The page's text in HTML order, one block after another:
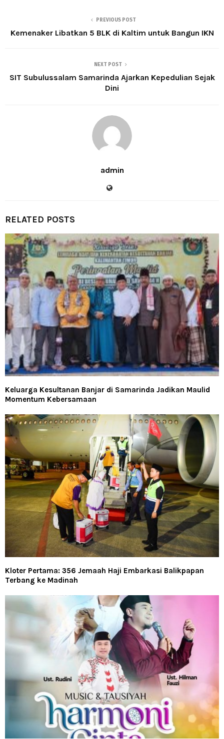
PREVIOUS POST
Kemenaker Libatkan 5 BLK di Kaltim untuk Bangun IKN
NEXT POST
SIT Subulussalam Samarinda Ajarkan Kepedulian Sejak
Dini
admin
RELATED POSTS
Keluarga Kesultanan Banjar di Samarinda Jadikan Maulid
Momentum Kebersamaan
Kloter Pertama: 356 Jemaah Haji Embarkasi Balikpapan
Terbang ke Madinah